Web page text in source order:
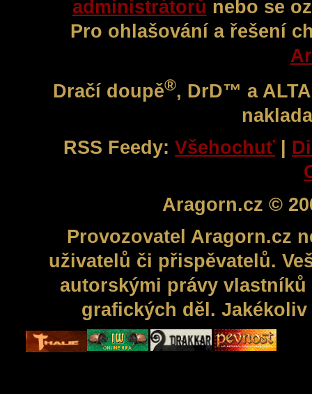
administrátorů nebo se
Pro ohlašování a řešení
Dračí doupě®, DrD™ a
RSS Feedy: Všehochuť
Aragorn.cz ©
Provozovatel Aragorn.cz
uživatelů či přispěvatelů.
autorskými právy
grafických děl.